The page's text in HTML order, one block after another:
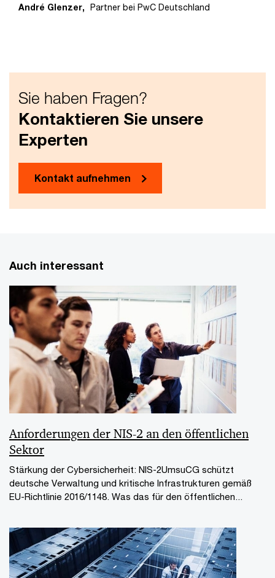
André Glenzer, Partner bei PwC Deutschland
Sie haben Fragen?
Kontaktieren Sie unsere
Experten
Kontakt aufnehmen
Auch interessant
Anforderungen der NIS-2 an den öffentlichen
Sektor
Stärkung der Cybersicherheit: NIS-2UmsuCG schützt
deutsche Verwaltung und kritische Infrastrukturen gemäß
EU-Richtlinie 2016/1148. Was das für den öffentlichen...